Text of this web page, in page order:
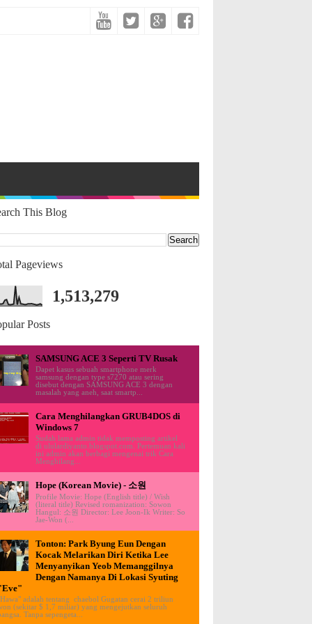
This Blog
Pageviews
1,513,279
Posts
SAMSUNG ACE 3 Seperti TV Rusak
Dapet kasus sebuah smartphone merk
samsung dengan type s7270 atau sering
disebut dengan SAMSUNG ACE 3 dengan
masalah yang aneh, saat smartp...
Cara Menghilangkan GRUB4DOS di
Windows 7
Sudah lama admin tidak memposting artikel
di ululardiyanto.blogspot.com. Pertemuan kali
ini admin akan berbagi mengenai trik Cara
Menghilang...
Hope (Korean Movie) - 소원
Profile Movie: Hope (English title) / Wish
(literal title) Revised romanization: Sowon
Hangul: 소원 Director: Lee Joon-Ik Writer: So
Jae-Won (...
Tonton: Park Byung Eun Dengan
Kocak Melarikan Diri Ketika Lee
Menyanyikan Yeob Memanggilnya
Dengan Namanya Di Lokasi Syuting
adalah tentang chaebol Gugatan cerai 2 triliun
(sekitar $ 1,7 miliar) yang mengejutkan seluruh
Tanpa sepengeta...